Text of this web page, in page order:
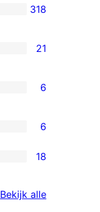
318
21
6
6
18
Bekijk alle